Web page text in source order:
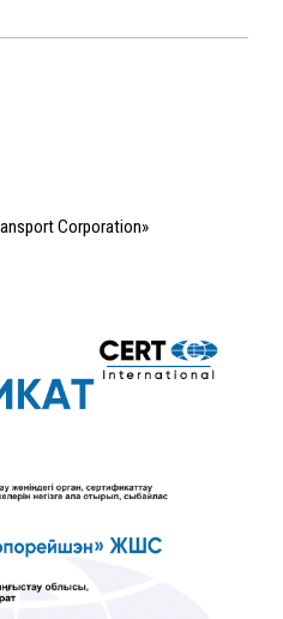
Corporation»